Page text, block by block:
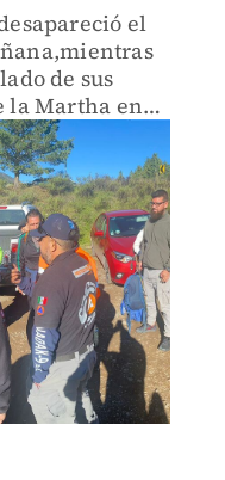
el
de sus
la Martha en